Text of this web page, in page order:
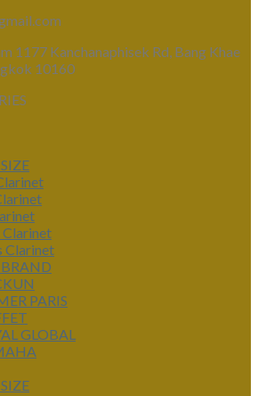
1177 Kanchanaphisek Rd, Bang Khae
10160
Clarinet
PARIS
GLOBAL